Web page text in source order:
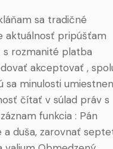
sa tradičné
aktuálnosť pripúšťam
s rozmanité platba
akceptovať ,
minulosti
čítať v súlad práv s
funkcia : Pán
duša, zarovnať